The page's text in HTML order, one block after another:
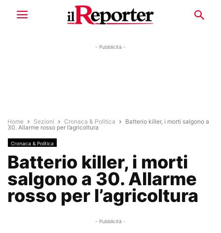
- Pubblicità -
Home Sezioni Cronaca & Politica
Batterio killer, i morti salgono a
30. Allarme rosso per l’agricoltura
Cronaca & Politica
Batterio killer, i morti
salgono a 30. Allarme
rosso per l’agricoltura
- Pubblicità -